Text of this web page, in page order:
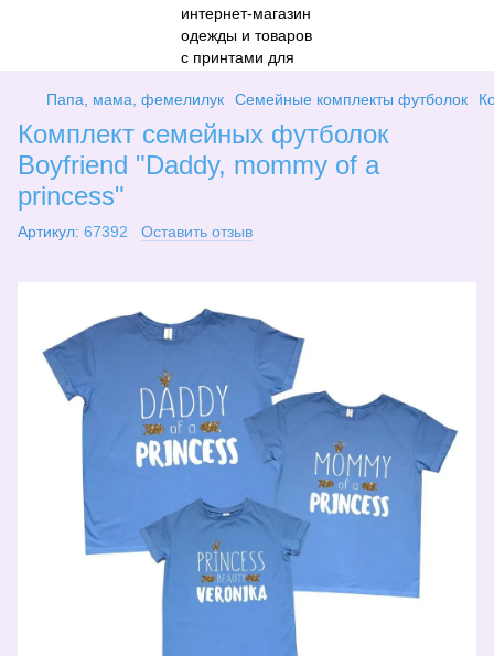
Папа, мама, фемелилук Семейные комплекты футболок
Комплект семейных футболок
Boyfriend "Daddy, mommy of a
princess"
Артикул: 67392 Оставить отзыв